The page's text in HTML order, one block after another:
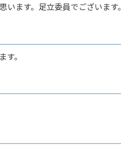
ます。足立委員でございます。
。